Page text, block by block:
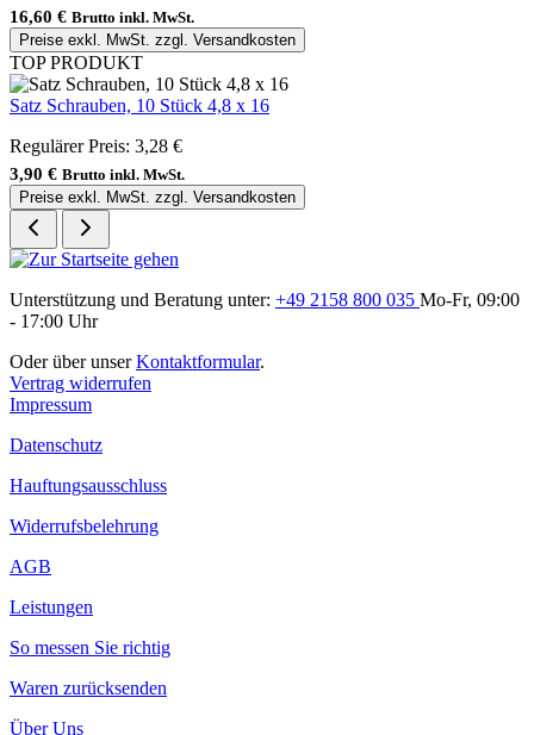
16,60 € Brutto inkl. MwSt.
Preise exkl. MwSt. zzgl. Versandkosten
TOP PRODUKT
Satz Schrauben, 10 Stück 4,8 x 16
Regulärer Preis: 3,28 €
3,90 € Brutto inkl. MwSt.
Preise exkl. MwSt. zzgl. Versandkosten
Unterstützung und Beratung unter: +49 2158 800 035 Mo-Fr, 09:00
- 17:00 Uhr
Oder über unserKontaktformular.
Vertrag widerrufen
Impressum
Datenschutz
Hauftungsausschluss
Widerrufsbelehrung
AGB
Leistungen
So messen Sie richtig
Waren zurücksenden
Über Uns